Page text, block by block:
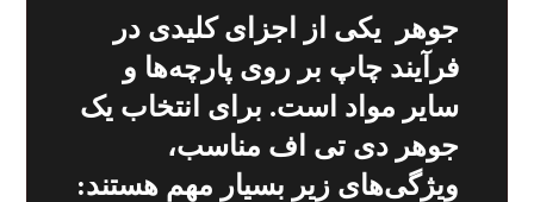
جوهر یکی از اجزای کلیدی در
فرآیند چاپ بر روی پارچه‌ها و
سایر مواد است. برای انتخاب یک
جوهر دی تی اف مناسب،
ویژگی‌های زیر بسیار مهم هستند: